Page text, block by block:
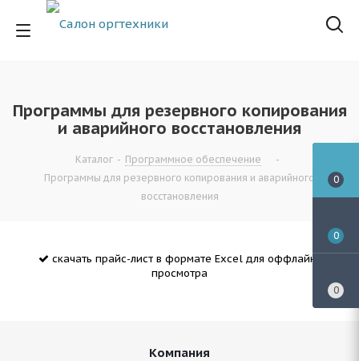
Программы для резервного копирования
и аварийного восстановления
Каталог - Программное обеспечение
-
Программы для резервного копирования и аварийного
восстановления
скачать прайс-лист в формате Excel для оффлайн-
просмотра
Компания
0
0
0